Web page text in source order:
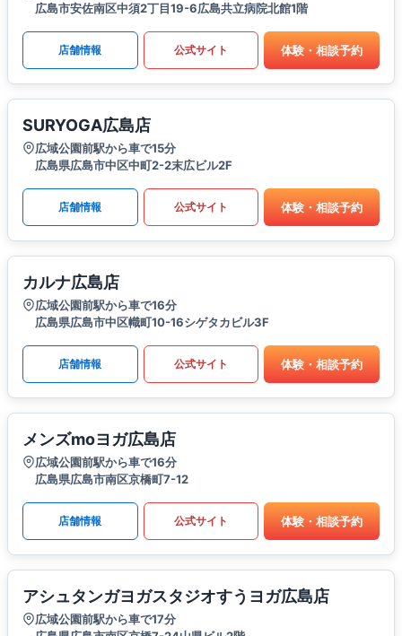
広島市安佐南区中須2丁目19-6広島共立病院北館1階
店舗情報 公式サイト 体験・相談予約
SURYOGA広島店
広域公園前駅から車で15分
広島県広島市中区中町2-2末広ビル2F
店舗情報 公式サイト 体験・相談予約
カルナ広島店
広域公園前駅から車で16分
広島県広島市中区幟町10-16シゲタカビル3F
店舗情報 公式サイト 体験・相談予約
メンズmoヨガ広島店
広域公園前駅から車で16分
広島県広島市南区京橋町7-12
店舗情報 公式サイト 体験・相談予約
アシュタンガヨガスタジオすうヨガ広島店
広域公園前駅から車で17分